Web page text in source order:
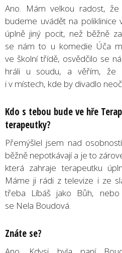
Ano. Mám velkou radost,
budeme uvádět na poliklinice
úplně jiný pocit, než běžně
se nám to u komedie Úča
ve školní třídě, osvědčilo se
hráli u soudu, a věřím,
i v místech, kde by divadlo
Kdo s tebou bude ve hře
terapeutky?
Přemýšlel jsem nad
běžně nepotkávají a je to
která zahraje terapeutku
Máme ji rádi z televize i ze
třeba Líbáš jako Bůh,
se Nela Boudová.
Znáte se?